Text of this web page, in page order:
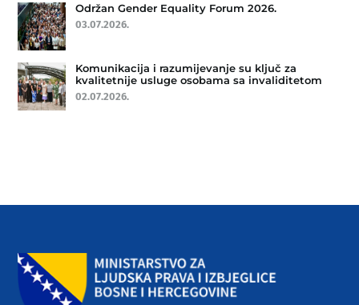
Održan Gender Equality Forum 2026.
03.07.2026.
Komunikacija i razumijevanje su ključ za
kvalitetnije usluge osobama sa invaliditetom
02.07.2026.